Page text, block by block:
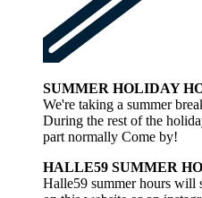
SUMMER HOLIDAY
We're taking a summer
During the rest of the
part normally Come by!
HALLE59 SUMMER
Halle59 summer hours will